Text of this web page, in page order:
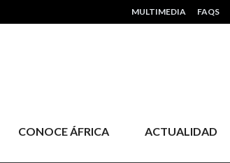
HEADER MENU
MULTIMEDIA FAQS
CONOCE ÁFRICA ACTUALIDAD